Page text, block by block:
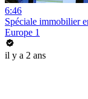
6:46
Spéciale immobilier
Europe 1
il y a 2 ans